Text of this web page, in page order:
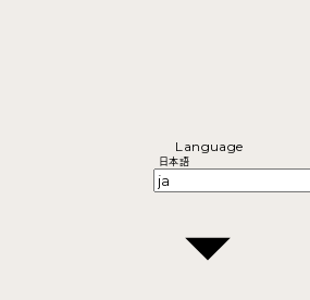
Language
日本語